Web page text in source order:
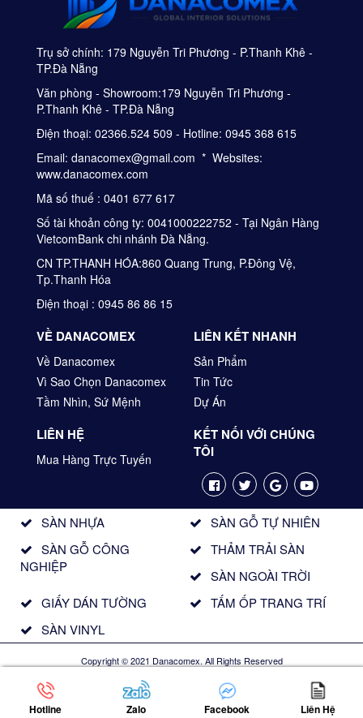
Trụ sở chính: 179 Nguyễn Tri Phương - P.Thanh Khê -
TP.Đà Nẵng
Văn phòng - Showroom:179 Nguyễn Tri Phương -
P.Thanh Khê - TP.Đà Nẵng
Điện thoại: 02366.524 509 - Hotline: 0945 368 615
Email: danacomex@gmail.com * Websites:
www.danacomex.com
Mã số thuế : 0401 677 617
Số tài khoản công ty: 0041000222752 - Tại Ngân Hàng
VietcomBank chi nhánh Đà Nẵng.
CN TP.THANH HÓA:860 Quang Trung, P.Đông Vệ,
Tp.Thanh Hóa
Điện thoại : 0945 86 86 15
VỀ DANACOMEX
Về Danacomex
Vì Sao Chọn Danacomex
Tầm Nhìn, Sứ Mệnh
LIÊN HỆ
Mua Hàng Trực Tuyến
LIÊN KẾT NHANH
Sản Phẩm
Tin Tức
Dự Án
KẾT NỐI VỚI CHÚNG
TÔI
SÀN NHỰA
SÀN GỖ TỰ NHIÊN
SÀN GỖ CÔNG
NGHIỆP
THẢM TRẢI SÀN
SÀN NGOÀI TRỜI
GIẤY DÁN TƯỜNG
TẤM ỐP TRANG TRÍ
SÀN VINYL
Copyright © 2021 Danacomex. All Rights Reserved
Hotline Zalo Facebook Liên Hệ